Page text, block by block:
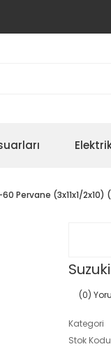
Pervane (3x11x1/2x10)
(0)
Kategori
Stok Kodu